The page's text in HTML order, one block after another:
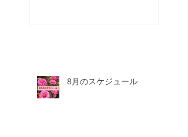
8月のスケジュール